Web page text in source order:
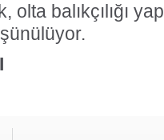
olta balıkçılığı